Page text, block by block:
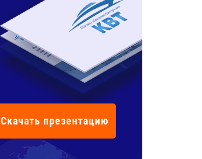
Скачать презентацию